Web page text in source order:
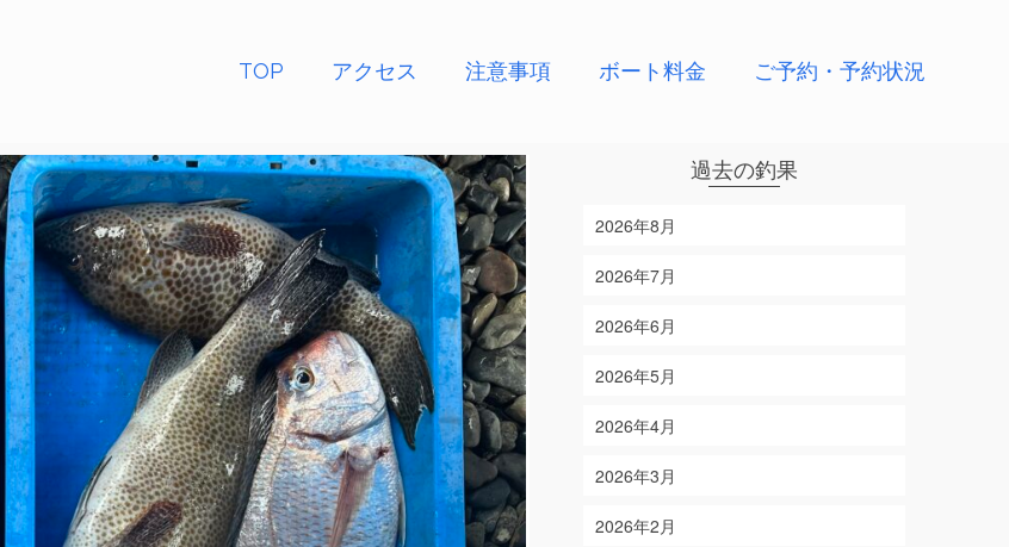
TOP アクセス 注意事項 ボート料金 ご予約・予約状況
過去の釣果
2026年8月
2026年7月
2026年6月
2026年5月
2026年4月
2026年3月
2026年2月